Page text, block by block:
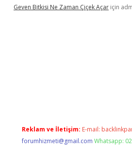
Geven Bitkisi Ne Zaman Çiçek Açar için
Reklam ve İletişim: E-mail:
forumhizmeti@gmail.com Whatsapp: